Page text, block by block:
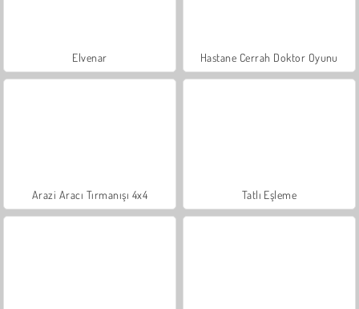
Elvenar Hastane Cerrah Doktor Oyunu
Arazi Aracı Tırmanışı 4x4 Tatlı Eşleme